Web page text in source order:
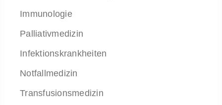
Immunologie
Palliativmedizin
Infektionskrankheiten
Notfallmedizin
Transfusionsmedizin